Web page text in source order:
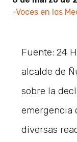
-Voces en los
Fuente: 24
alcalde de
sobre la
emergencia
diversas